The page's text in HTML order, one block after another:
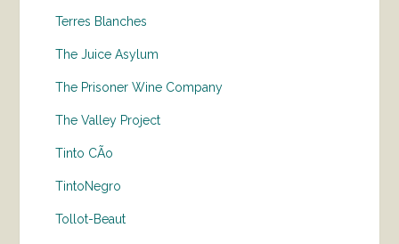
Terres Blanches
The Juice Asylum
The Prisoner Wine Company
The Valley Project
Tinto CÃo
TintoNegro
Tollot-Beaut